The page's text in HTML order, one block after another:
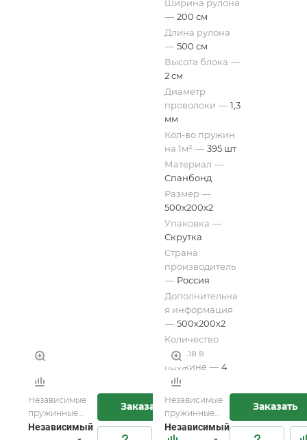
Ширина рулона
— 200 см
Длина рулона
— 500 см
Высота блока —
2 см
Диаметр
проволоки — 1,3
мм
Кол-во пружин
на 1м² — 395 шт
Материал —
Спанбонд
Размер —
500х200х2
Упаковка —
Скрутка
Страна
производитель
— Россия
Дополнительна
я информация
— 500х200х2
Количество
витков в
пружине — 4
Независимые
пружинные
блоки для
Независимый
Заказать
Независимые
пружинные
блоки для
Независимый
Заказать